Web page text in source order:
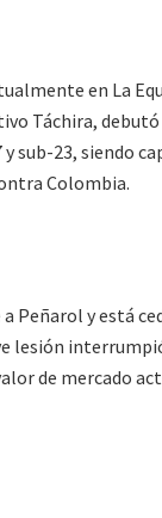
en La
Táchira,
sub-23, siendo
Colombia.
Peñarol y está
lesión
de mercado